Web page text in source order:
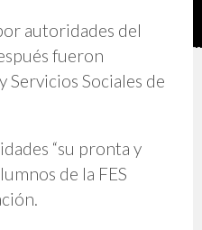
autoridades del
fueron
Sociales de
“su pronta y
de la FES